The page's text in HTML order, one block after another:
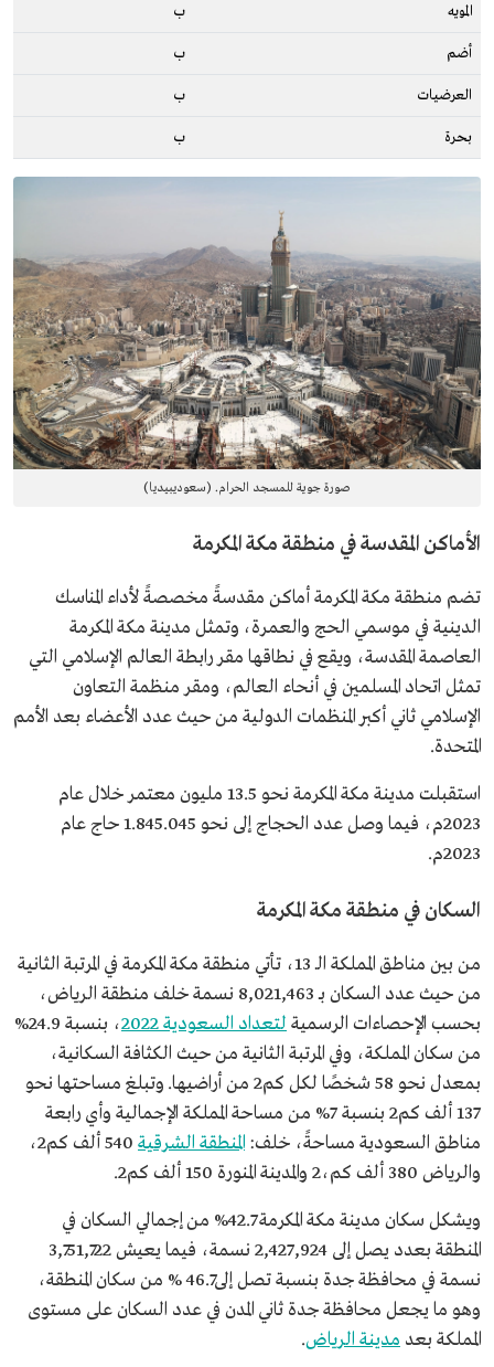
المويه ب
أضم ب
العرضيات ب
بحرة ب
صورة جوية للمسجد الحرام. (سعوديبيديا)
الأماكن المقدسة في منطقة مكة المكرمة
تضم منطقة مكة المكرمة أماكن مقدسةً مخصصةً لأداء المناسك
الدينية في موسمي الحج والعمرة، وتمثل مدينة مكة المكرمة
العاصمة المقدسة، ويقع في نطاقها مقر رابطة العالم الإسلامي التي
تمثل اتحاد المسلمين في أنحاء العالم، ومقر منظمة التعاون
الإسلامي ثاني أكبر المنظمات الدولية من حيث عدد الأعضاء بعد الأمم
المتحدة.
استقبلت مدينة مكة المكرمة نحو 13.5 مليون معتمر خلال عام
2023م، فيما وصل عدد الحجاج إلى نحو 1.845.045 حاج عام
2023م.
السكان في منطقة مكة المكرمة
من بين مناطق المملكة الـ 13، تأتي منطقة مكة المكرمة في المرتبة الثانية
من حيث عدد السكان بـ 8,021,463 نسمة خلف منطقة الرياض،
بحسب الإحصاءات الرسمية لتعداد السعودية 2022
، بنسبة 24.9%
من سكان المملكة، وفي المرتبة الثانية من حيث الكثافة السكانية،
بمعدل نحو 58 شخصًا لكل كم2 من أراضيها. وتبلغ مساحتها نحو
137 ألف كم2 بنسبة 7% من مساحة المملكة الإجمالية وأي رابعة
مناطق السعودية مساحةً، خلف: المنطقة الشرقية
540 ألف كم2،
والرياض 380 ألف كم،2 والمدينة المنورة 150 ألف كم2.
ويشكل سكان مدينة مكة المكرمة 42.7% من إجمالي السكان في
المنطقة بعدد يصل إلى 2,427,924 نسمة، فيما يعيش 3,751,722
نسمة في محافظة جدة بنسبة تصل إلى46.7 % من سكان المنطقة،
وهو ما يجعل محافظة جدة ثاني المدن في عدد السكان على مستوى
المملكة بعد مدينة الرياض.